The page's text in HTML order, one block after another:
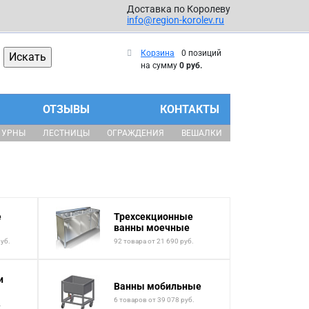
Доставка по Королеву
info@region-korolev.ru
Корзина
0 позиций
на сумму 0 руб.
ОТЗЫВЫ КОНТАКТЫ
УРНЫ ЛЕСТНИЦЫ ОГРАЖДЕНИЯ ВЕШАЛКИ
Трехсекционные
ванны моечные
92 товара от 21 690 руб.
Ванны мобильные
6 товаров от 39 078 руб.